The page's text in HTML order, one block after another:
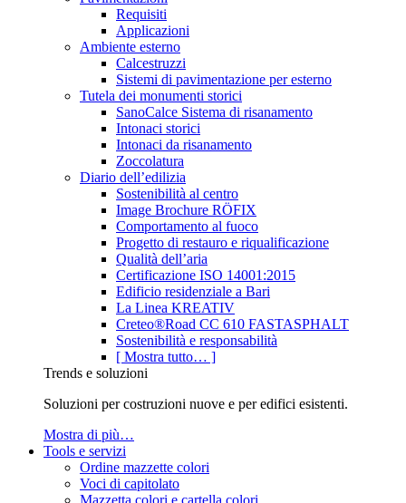
Requisiti
Applicazioni
Ambiente esterno
Calcestruzzi
Sistemi di pavimentazione per esterno
Tutela dei monumenti storici
SanoCalce Sistema di risanamento
Intonaci storici
Intonaci da risanamento
Zoccolatura
Diario dell’edilizia
Sostenibilità al centro
Image Brochure RÖFIX
Comportamento al fuoco
Progetto di restauro e riqualificazione
Qualità dell’aria
Certificazione ISO 14001:2015
Edificio residenziale a Bari
La Linea KREATIV
Creteo®Road CC 610 FASTASPHALT
Sostenibilità e responsabilità
[ Mostra tutto… ]
Trends e soluzioni
Soluzioni per costruzioni nuove e per edifici esistenti.
Mostra di più…
Tools e servizi
Ordine mazzette colori
Voci di capitolato